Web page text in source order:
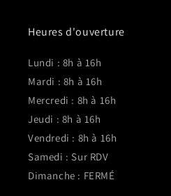
Heures d'ouverture
Lundi : 8h à 16h
Mardi : 8h à 16h
Mercredi : 8h à 16h
Jeudi : 8h à 16h
Vendredi : 8h à 16h
Samedi : Sur RDV
Dimanche : FERMÉ